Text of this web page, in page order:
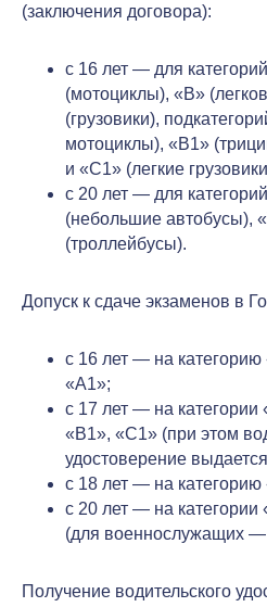
(заключения договора):
с 16 лет — для
(мотоциклы), «B»
(грузовики),
мотоциклы), «B1»
и «C1» (легкие
с 20 лет — для
(небольшие автобусы),
(троллейбусы).
Допуск к сдаче экзаменов в
с 16 лет — на категорию
«A1»;
с 17 лет — на категории
«B1», «C1» (при этом
удостоверение
с 18 лет — на категорию
с 20 лет — на
(для военнослужащих —
Получение водительского